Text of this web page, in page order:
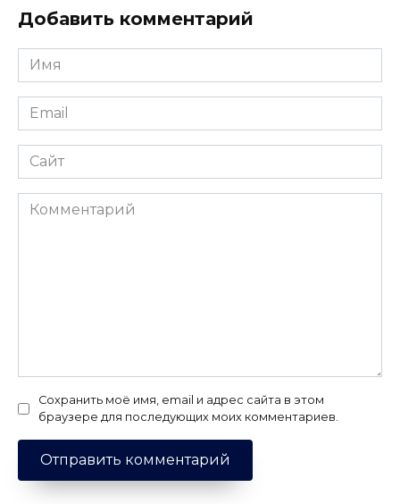
Добавить комментарий
Имя
*
Email
*
Сайт
Комментарий
Сохранить моё имя, email и адрес сайта в этом
браузере для последующих моих комментариев.